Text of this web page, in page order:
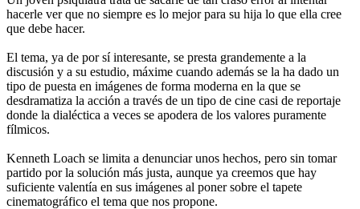
hacerle ver que no siempre es lo mejor para su hija lo que ella cree
que debe hacer.
El tema, ya de por sí interesante, se presta grandemente a la
discusión y a su estudio, máxime cuando además se la ha dado un
tipo de puesta en imágenes de forma moderna en la que se
desdramatiza la acción a través de un tipo de cine casi de reportaje
donde la dialéctica a veces se apodera de los valores puramente
fílmicos.
Kenneth Loach se limita a denunciar unos hechos, pero sin tomar
partido por la solución más justa, aunque ya creemos que hay
suficiente valentía en sus imágenes al poner sobre el tapete
cinematográfico el tema que nos propone.